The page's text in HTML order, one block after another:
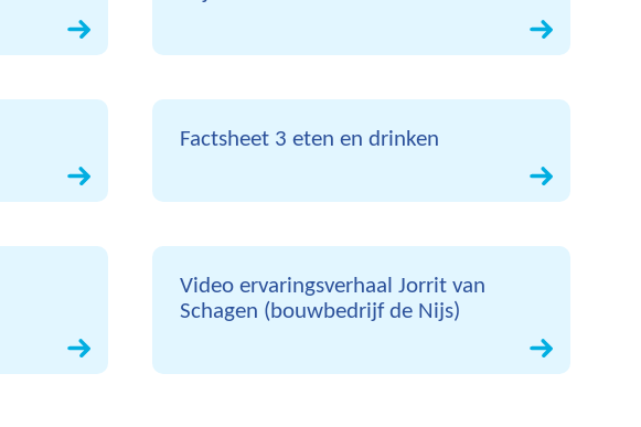
Factsheet 3 eten en drinken
Video ervaringsverhaal Jorrit van
Schagen (bouwbedrijf de Nijs)